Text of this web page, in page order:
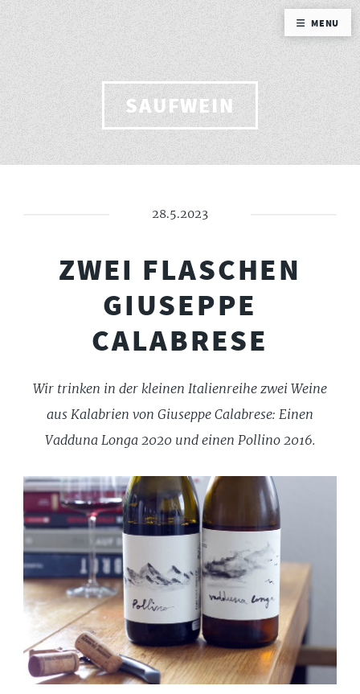
SAUFWEIN
28.5.2023
ZWEI FLASCHEN
GIUSEPPE
CALABRESE
Wir trinken in der kleinen Italienreihe zwei Weine
aus Kalabrien von Giuseppe Calabrese: Einen
Vadduna Longa 2020 und einen Pollino 2016.
MENU